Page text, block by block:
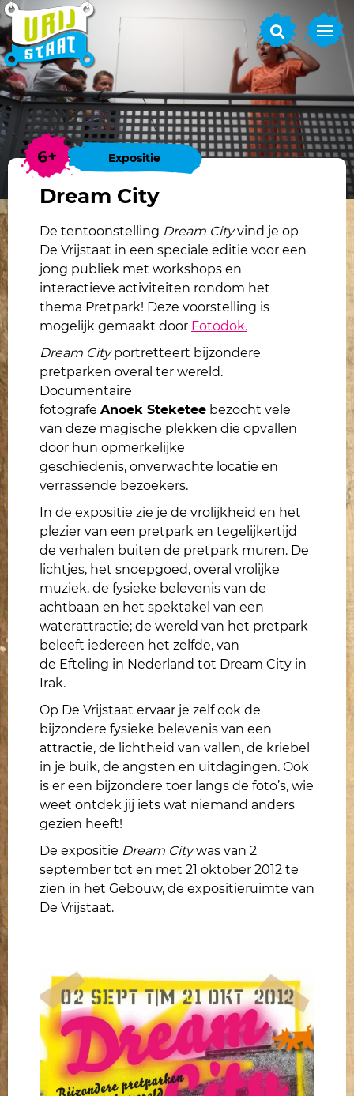
6+ Expositie
Dream City
De tentoonstelling Dream City vind je op
De Vrijstaat in een speciale editie voor een
jong publiek met workshops en
interactieve activiteiten rondom het
thema Pretpark! Deze voorstelling is
mogelijk gemaakt door Fotodok.
Dream Cityportretteert bijzondere
pretparken overal ter wereld.
Documentaire
fotografe Anoek Steketee bezocht vele
van deze magische plekken die opvallen
door hun opmerkelijke
geschiedenis, onverwachte locatie en
verrassende bezoekers.
In de expositie zie je de vrolijkheid en het
plezier van een pretpark en tegelijkertijd
de verhalen buiten de pretpark muren. De
lichtjes, het snoepgoed, overal vrolijke
muziek, de fysieke belevenis van de
achtbaan en het spektakel van een
waterattractie; de wereld van het pretpark
beleeft iedereen het zelfde, van
de Efteling in Nederland tot Dream City in
Irak.
Op De Vrijstaat ervaar je zelf ook de
bijzondere fysieke belevenis van een
attractie, de lichtheid van vallen, de kriebel
in je buik, de angsten en uitdagingen. Ook
is er een bijzondere toer langs de foto’s, wie
weet ontdek jij iets wat niemand anders
gezien heeft!
De expositie Dream Citywas van 2
september tot en met 21 oktober 2012 te
zien in het Gebouw, de expositieruimte van
De Vrijstaat.